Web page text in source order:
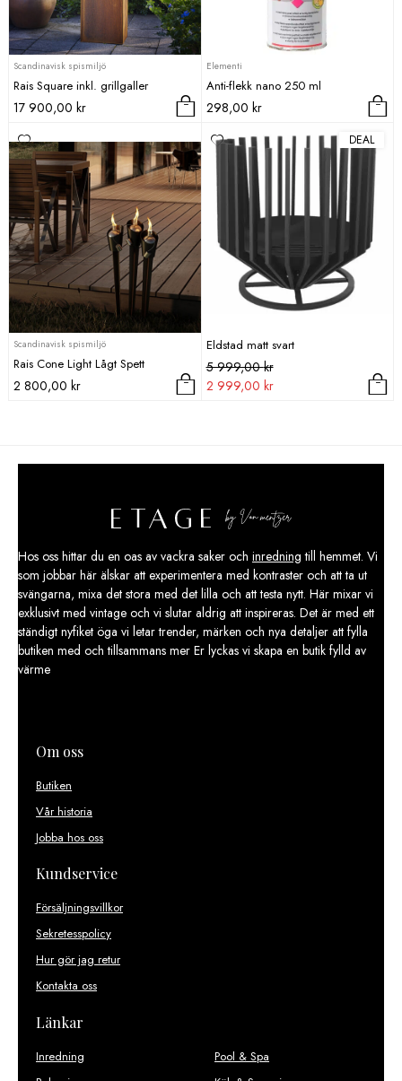
Scandinavisk spismiljö
Rais Square inkl. grillgaller
17 900,00 kr
Elementi
Anti-flekk nano 250 ml
298,00 kr
Scandinavisk spismiljö
Rais Cone Light Lågt Spett
2 800,00 kr
DEAL
Eldstad matt svart
5 999,00kr
Det
ursprungliga
999,00 kr.
2 999,00 kr
Det
nuvarande
999,00 kr.
Hos oss hittar du en oas av vackra saker och inredning till hemmet. Vi
som jobbar här älskar att experimentera med kontraster och att ta ut
svängarna, mixa det stora med det lilla och att testa nytt. Här mixar vi
exklusivt med vintage och vi slutar aldrig att inspireras. Det är med ett
ständigt nyfiket öga vi letar trender, märken och nya detaljer att fylla
butiken med och tillsammans mer Er lyckas vi skapa en butik fylld av
värme
Om oss
Butiken
Vår historia
Jobba hos oss
Kundservice
Försäljningsvillkor
Sekretesspolicy
Hur gör jag retur
Kontakta oss
Länkar
Inredning
Pool & Spa